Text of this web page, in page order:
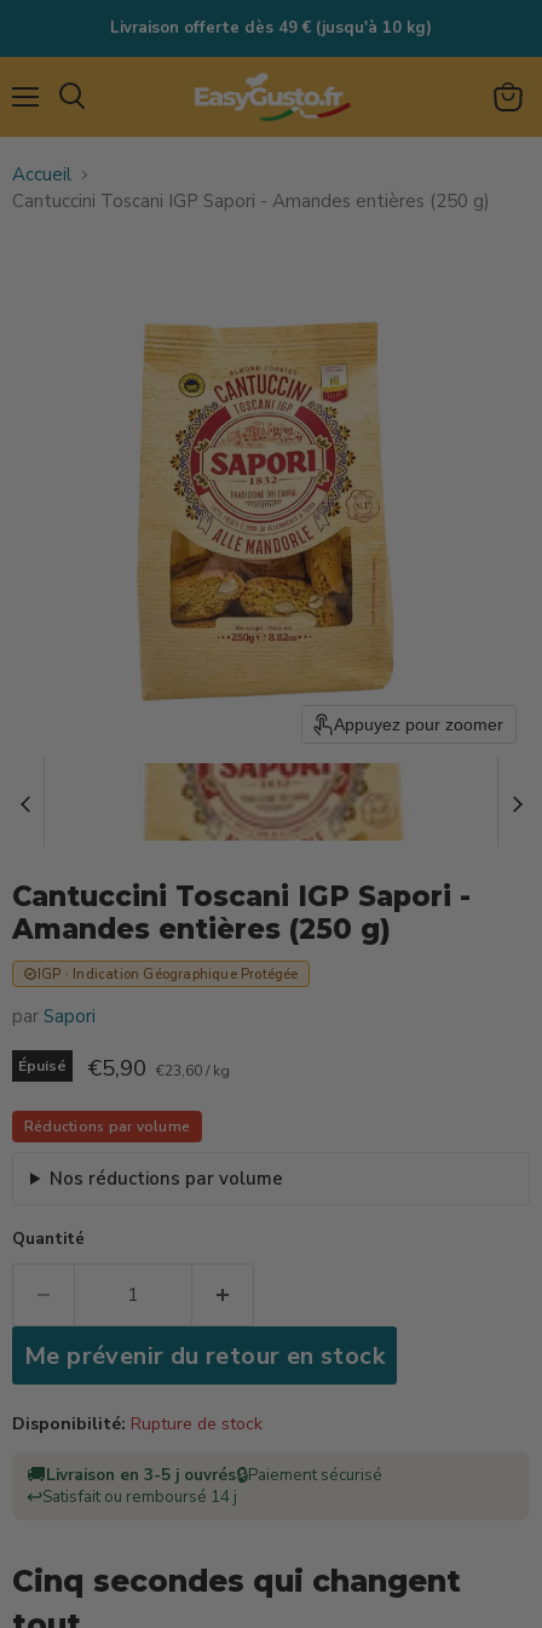
Livraison offerte dès 49 € (jusqu'à 10 kg)
Accueil
Cantuccini Toscani IGP Sapori - Amandes entières (250 g)
Appuyez pour zoomer
Cantuccini Toscani IGP Sapori -
Amandes entières (250 g)
IGP · Indication Géographique Protégée
par Sapori
Épuisé Prix actuel
€5,90 €23,60/kg
Réductions par volume
Nos réductions par volume
Quantité
Me prévenir du retour en stock
Disponibilité: Rupture de stock
🚚Livraison en 3-5 j ouvrés🔒Paiement sécurisé
↩️Satisfait ou remboursé 14 j
Cinq secondes qui changent